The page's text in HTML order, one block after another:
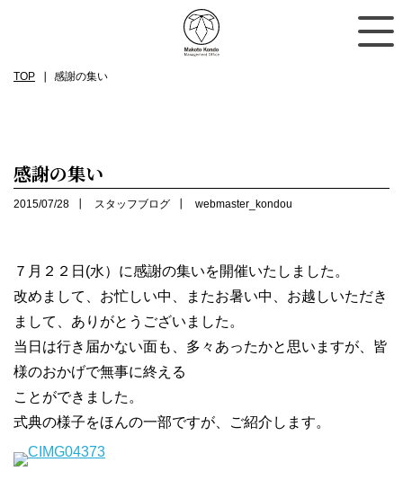
TOP 感謝の集い
感謝の集い
2015/07/28 スタッフブログ webmaster_kondou
７月２２日(水）に感謝の集いを開催いたしました。
改めまして、お忙しい中、またお暑い中、お越しいただき
まして、ありがとうございました。
当日は行き届かない面も、多々あったかと思いますが、皆
様のおかげで無事に終える
ことができました。
式典の様子をほんの一部ですが、ご紹介します。